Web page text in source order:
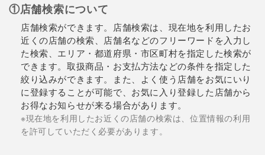
①店舗検索について
店舗検索ができます。店舗検索は、現在地を利用したお
近くの店舗の検索、店舗名などのフリーワードを入力し
た検索、エリア・都道府県・市区町村を指定した検索が
できます。取扱商品・お支払方法などの条件を指定した
絞り込みができます。また、よく使う店舗をお気にいり
に登録することが可能で、お気に入り登録した店舗から
お得なお知らせが来る場合があります。
※現在地を利用したお近くの店舗の検索は、位置情報の利用
を許可していただく必要があります。